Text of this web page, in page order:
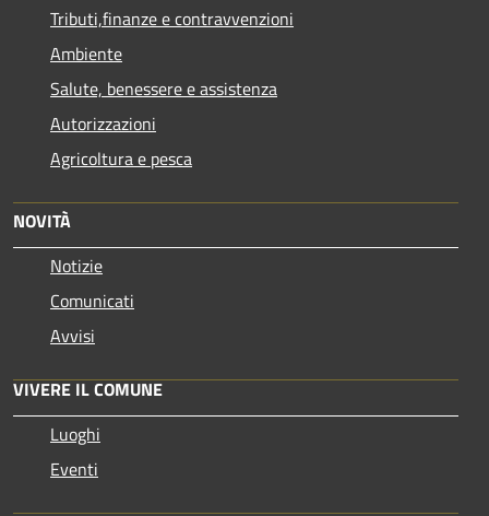
Tributi,finanze e contravvenzioni
Ambiente
Salute, benessere e assistenza
Autorizzazioni
Agricoltura e pesca
NOVITÀ
Notizie
Comunicati
Avvisi
VIVERE IL COMUNE
Luoghi
Eventi